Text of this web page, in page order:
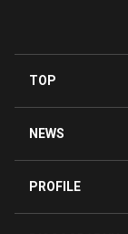
TOP
NEWS
PROFILE